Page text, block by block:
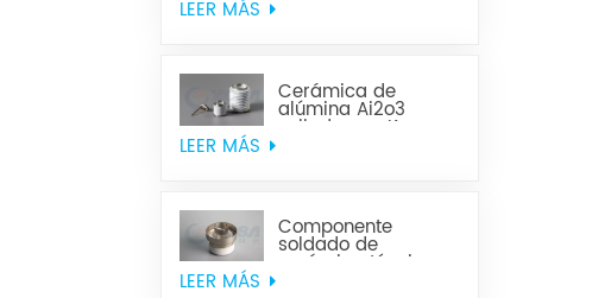
LEER MÁS
Cerámica de
alúmina Ai2o3
sellada con Kovar
LEER MÁS
Componente
soldado de
cerámica técnica
LEER MÁS